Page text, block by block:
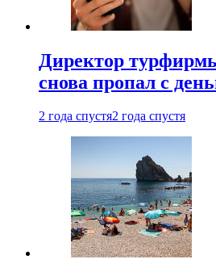
Директор
снова пропал с
2 года спустя2 года спустя